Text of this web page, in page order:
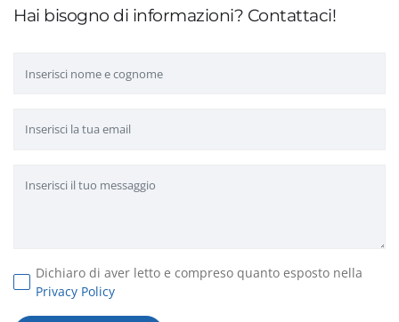
Hai bisogno di informazioni? Contattaci!
Dichiaro di aver letto e compreso quanto esposto nella
Privacy Policy